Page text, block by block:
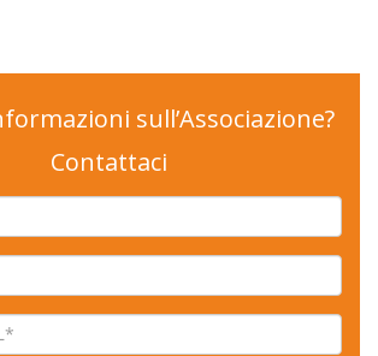
sull’Associazione?
Contattaci